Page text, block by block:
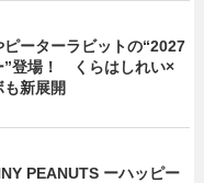
ピーターラビットの“2027
”登場！ くらはしれい×
も新展開
PEANUTS ーハッピー